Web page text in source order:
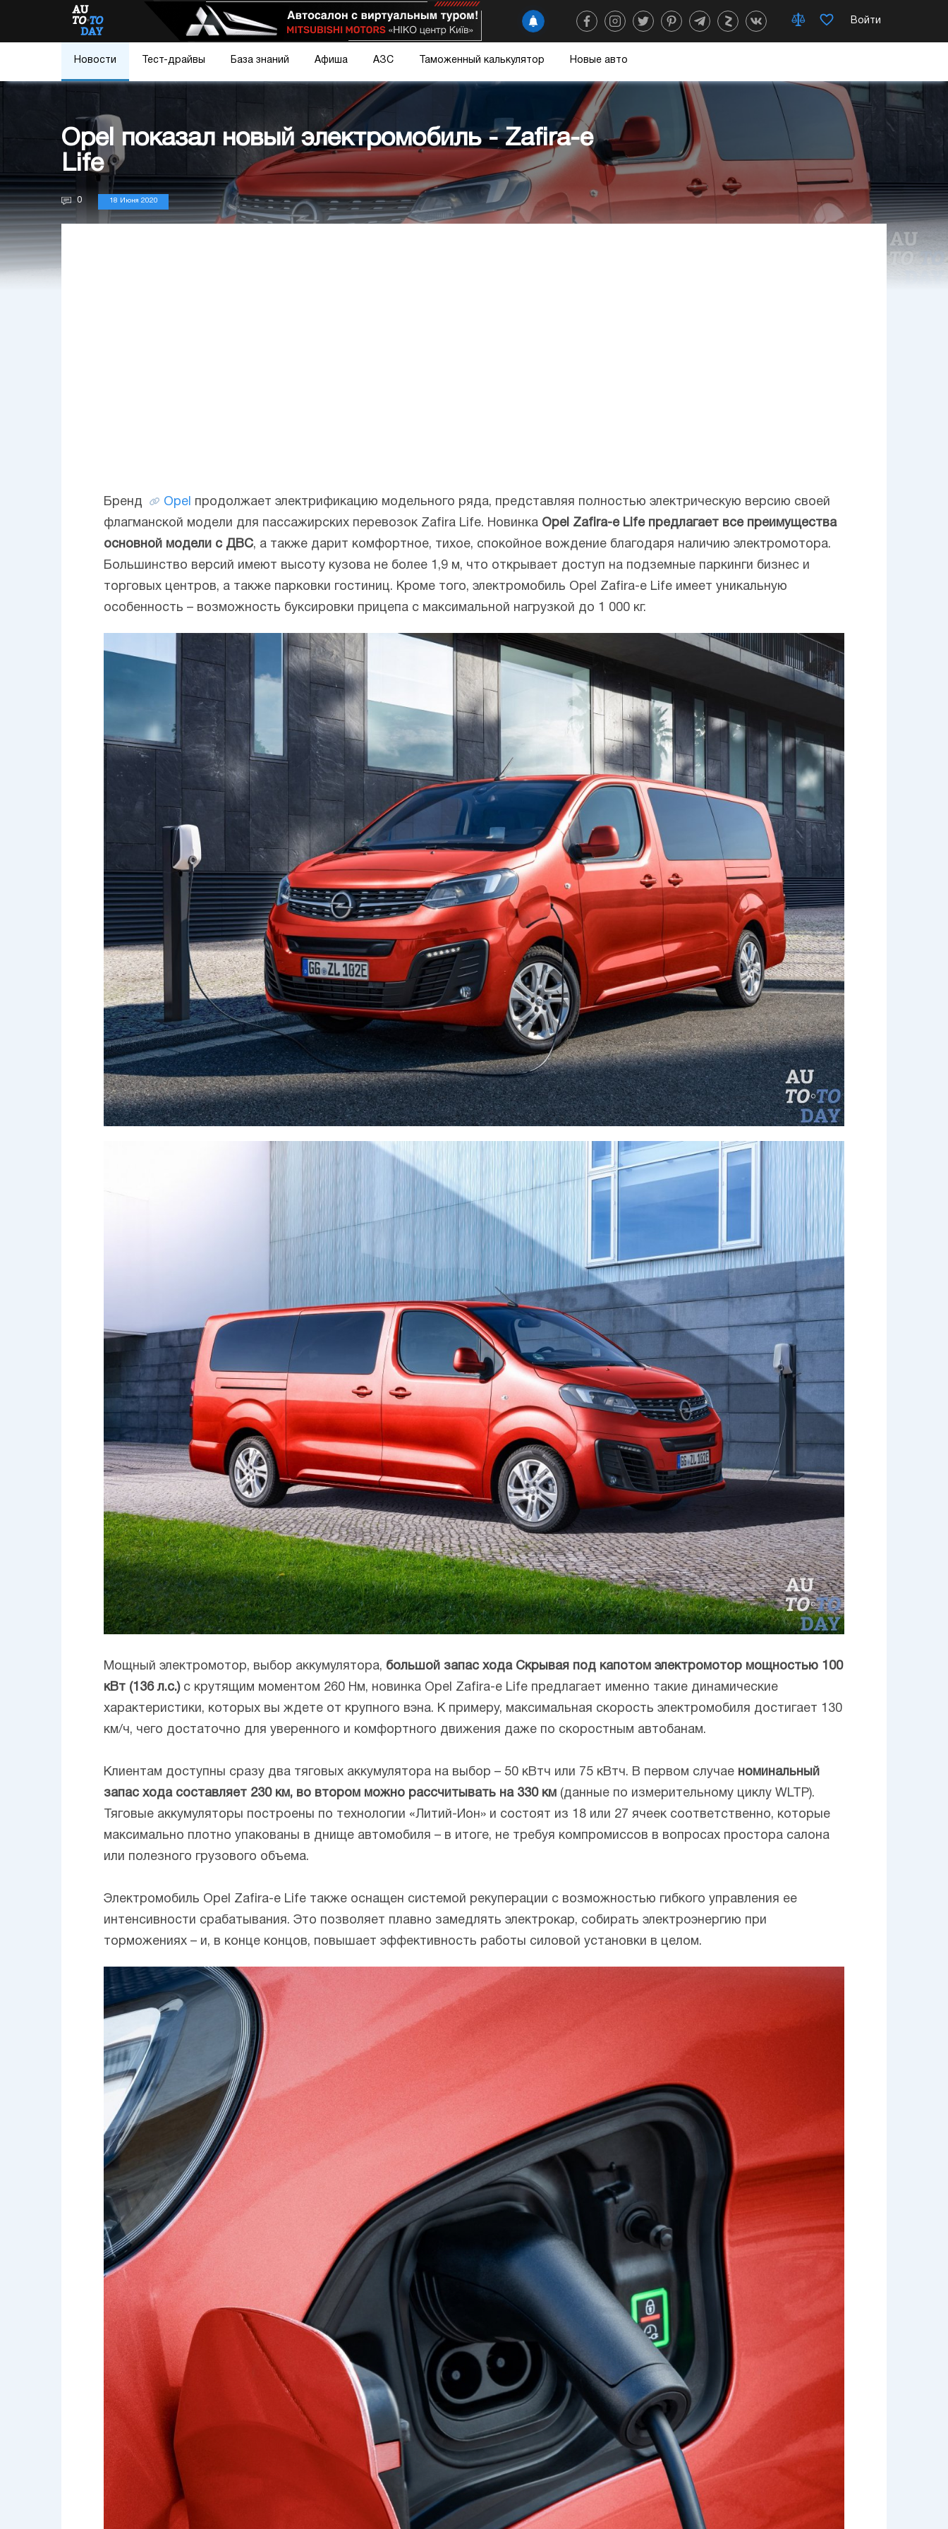
Войти
Новости Тест-драйвы База знаний Афиша АЗС Таможенный калькулятор Новые авто
Opel показал новый электромобиль - Zafira-e
Life
0 18 Июня 2020
Бренд Opel продолжает электрификацию модельного ряда, представляя полностью электрическую версию своей
флагманской модели для пассажирских перевозок Zafira Life. Новинка Opel Zafira-e Life предлагает все преимущества
основной модели с ДВС, а также дарит комфортное, тихое, спокойное вождение благодаря наличию электромотора.
Большинство версий имеют высоту кузова не более 1,9 м, что открывает доступ на подземные паркинги бизнес и
торговых центров, а также парковки гостиниц. Кроме того, электромобиль Opel Zafira-e Life имеет уникальную
особенность – возможность буксировки прицепа с максимальной нагрузкой до 1 000 кг.
Мощный электромотор, выбор аккумулятора, большой запас хода Скрывая под капотом электромотор мощностью 100
кВт (136 л.с.)с крутящим моментом 260 Нм, новинка Opel Zafira-e Life предлагает именно такие динамические
характеристики, которых вы ждете от крупного вэна. К примеру, максимальная скорость электромобиля достигает 130
км/ч, чего достаточно для уверенного и комфортного движения даже по скоростным автобанам.
Клиентам доступны сразу два тяговых аккумулятора на выбор – 50 кВтч или 75 кВтч. В первом случае номинальный
запас хода составляет 230 км, во втором можно рассчитывать на 330 км (данные по измерительному циклу WLTP).
Тяговые аккумуляторы построены по технологии «Литий-Ион» и состоят из 18 или 27 ячеек соответственно, которые
максимально плотно упакованы в днище автомобиля – в итоге, не требуя компромиссов в вопросах простора салона
или полезного грузового объема.
Электромобиль Opel Zafira-e Life также оснащен системой рекуперации с возможностью гибкого управления ее
интенсивности срабатывания. Это позволяет плавно замедлять электрокар, собирать электроэнергию при
торможениях – и, в конце концов, повышает эффективность работы силовой установки в целом.